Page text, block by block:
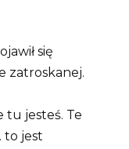
się
zatroskanej.
tu jesteś. Te
to jest